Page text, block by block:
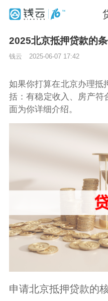
2025北京抵押贷款的
钱云 2025-06-07 17:42
如果你打算在北京办理抵
括：有稳定收入、房产符
面为你详细介绍。
申请北京抵押贷款的